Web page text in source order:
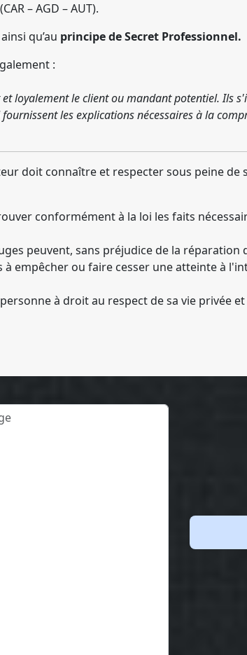
– AGD – AUT).
ainsi qu’au principe de Secret Professionnel.
:
loyalement le client ou mandant potentiel. Ils
les explications nécessaires à la
doit connaître et respecter sous peine de
conformément à la loi les faits
peuvent, sans préjudice de la réparation
empêcher ou faire cesser une atteinte à
à droit au respect de sa vie privée